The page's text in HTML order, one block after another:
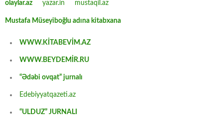
olaylar.az yazar.in mustaqil.az
Mustafa Müseyiboğlu adına kitabxana
WWW.KİTABEVİM.AZ
WWW.BEYDEMİR.RU
“Ədəbi ovqat” jurnalı
Edebiyyatqazeti.az
“ULDUZ” JURNALI